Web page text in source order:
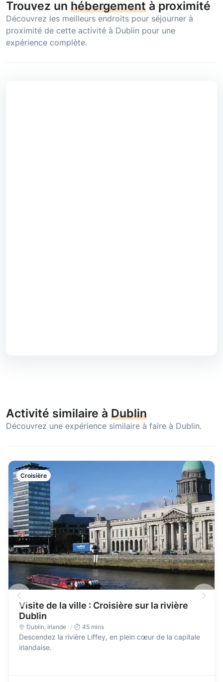
Trouvez un hébergement à proximité
Découvrez les meilleurs endroits pour séjourner à
proximité de cette activité à Dublin pour une
expérience complète.
Activité similaire à Dublin
Découvrez une expérience similaire à faire à Dublin.
Croisière
Visite de la ville : Croisière sur la rivière
Dublin
Dublin, Irlande 45 mins
Descendez la rivière Liffey, en plein cœur de la capitale
irlandaise.